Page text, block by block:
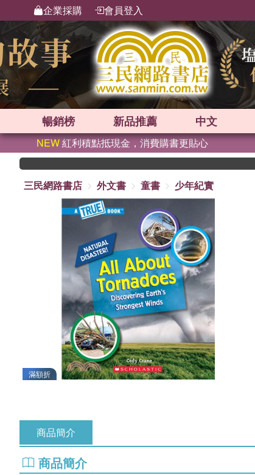
企業採購 會員登入
暢銷榜 新品推薦 中文
NEW紅利積點抵現金，消費購書更貼心
三民網路書店
外文書 童書 少年紀實
滿額折
商品簡介
商品簡介